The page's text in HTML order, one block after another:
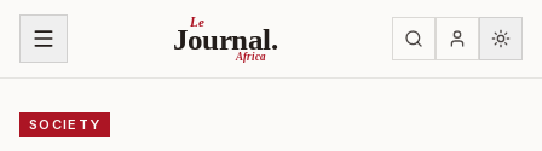
Skip to content Le
Journal.
Africa
SOCIETY